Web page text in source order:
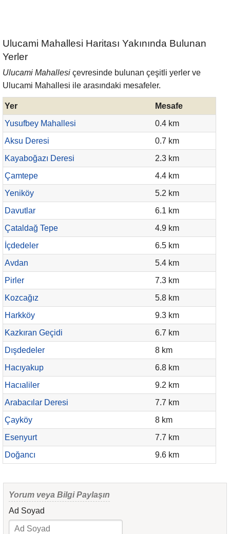
Ulucami Mahallesi Haritası Yakınında Bulunan
Yerler
Ulucami Mahallesi çevresinde bulunan çeşitli yerler ve
Ulucami Mahallesi ile arasındaki mesafeler.
Yer
Mesafe
Yusufbey Mahallesi
0.4 km
Aksu Deresi
0.7 km
Kayaboğazı Deresi
2.3 km
Çamtepe
4.4 km
Yeniköy
5.2 km
Davutlar
6.1 km
Çataldağ Tepe
4.9 km
İçdedeler
6.5 km
Avdan
5.4 km
Pirler
7.3 km
Kozcağız
5.8 km
Harkköy
9.3 km
Kazkıran Geçidi
6.7 km
Dışdedeler
8 km
Hacıyakup
6.8 km
Hacıaliler
9.2 km
Arabacılar Deresi
7.7 km
Çayköy
8 km
Esenyurt
7.7 km
Doğancı
9.6 km
Yorum veya Bilgi Paylaşın
Ad Soyad